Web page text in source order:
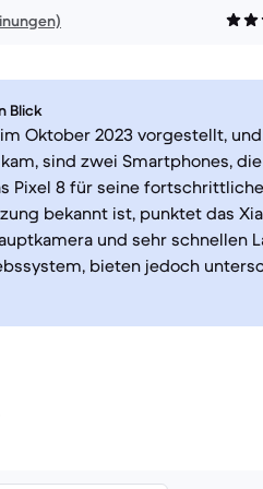
Blick
Oktober 2023 vorgestellt,
sind zwei Smartphones,
Pixel 8 für seine
bekannt ist, punktet das
und sehr schnellen
bieten jedoch